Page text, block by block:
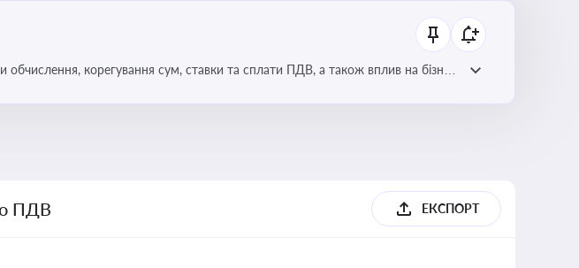
корегування сум, ставки та сплати ПДВ, а також вплив на бізнес
ПДВ ЕКСПОРТ